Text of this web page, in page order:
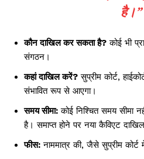
है।”
कौन दाखिल कर सकता है? कोई भी
संगठन।
कहां दाखिल करें? सुप्रीम कोर्ट,
संभावित रूप से आएगा।
समय सीमा: कोई निश्चित समय सीमा
है। समाप्त होने पर नया कैविएट
फीस: नाममात्र की, जैसे सुप्रीम